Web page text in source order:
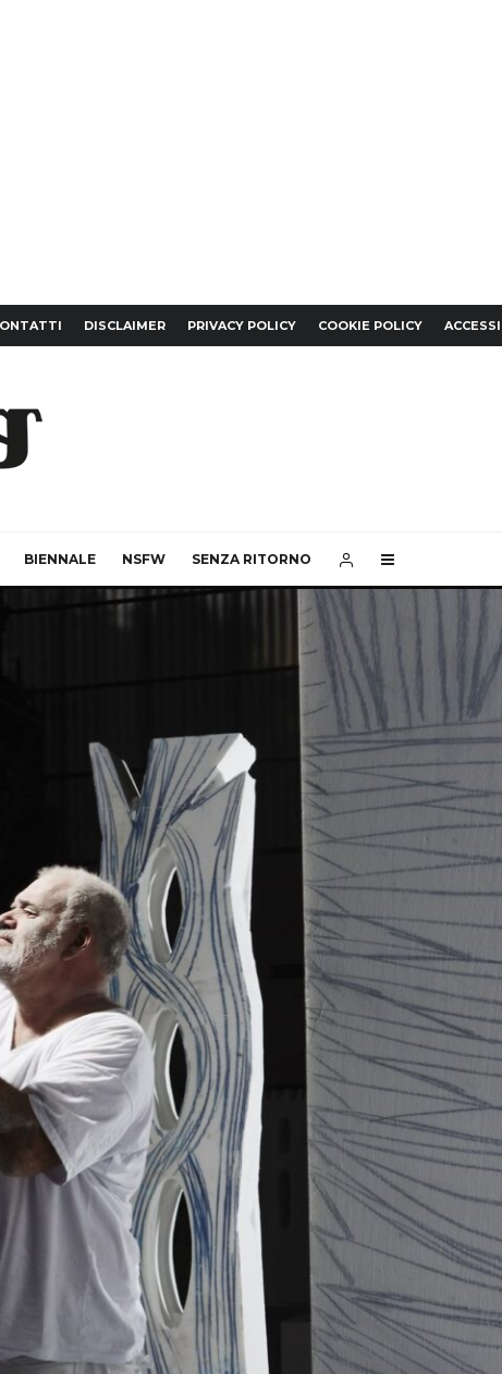
DISCLAIMER PRIVACY POLICY COOKIE POLICY
BIENNALE NSFW SENZA RITORNO